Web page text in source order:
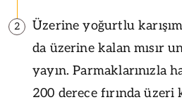
2
Üzerine yoğurtlu
da üzerine kalan mısır
yayın. Parmaklarınızla
200 derece fırında üzeri